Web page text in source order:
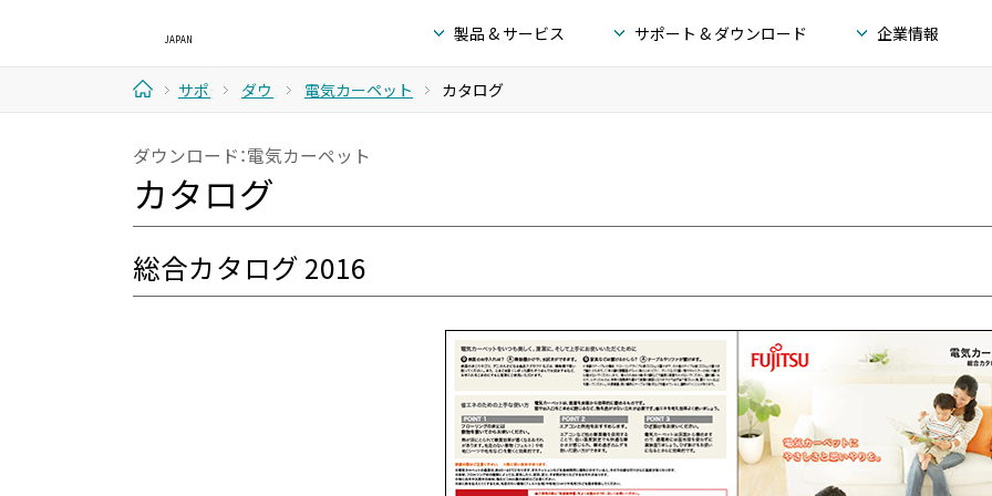
製品 & サービス サポート & ダウンロード 企業情報
ー
ム
サポー
ウンロ
ード
ダウン
電気カーペット カタログ
ダウンロード：電気カーペット
カタログ
総合カタログ 2016